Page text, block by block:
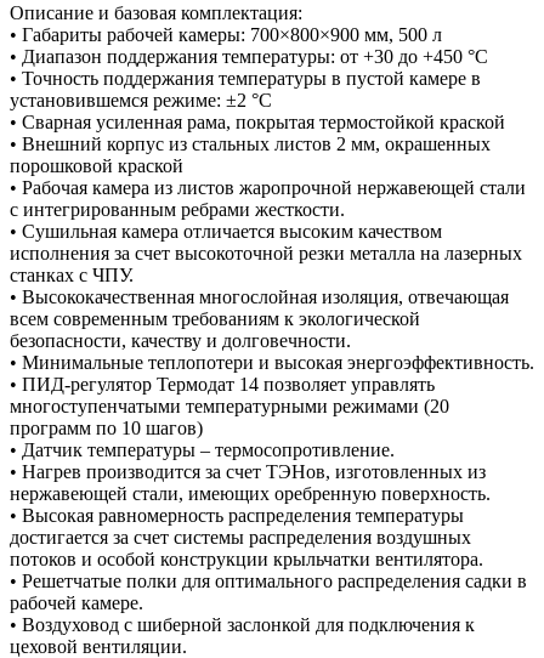
Описание и базовая комплектация:
• Габариты рабочей камеры: 700×800×900 мм, 500 л
• Диапазон поддержания температуры: от +30 до +450 °С
• Точность поддержания температуры в пустой камере в
установившемся режиме: ±2 °С
• Сварная усиленная рама, покрытая термостойкой краской
• Внешний корпус из стальных листов 2 мм, окрашенных
порошковой краской
• Рабочая камера из листов жаропрочной нержавеющей стали
с интегрированным ребрами жесткости.
• Сушильная камера отличается высоким качеством
исполнения за счет высокоточной резки металла на лазерных
станках с ЧПУ.
• Высококачественная многослойная изоляция, отвечающая
всем современным требованиям к экологической
безопасности, качеству и долговечности.
• Минимальные теплопотери и высокая энергоэффективность.
• ПИД-регулятор Термодат 14 позволяет управлять
многоступенчатыми температурными режимами (20
программ по 10 шагов)
• Датчик температуры – термосопротивление.
• Нагрев производится за счет ТЭНов, изготовленных из
нержавеющей стали, имеющих оребренную поверхность.
• Высокая равномерность распределения температуры
достигается за счет системы распределения воздушных
потоков и особой конструкции крыльчатки вентилятора.
• Решетчатые полки для оптимального распределения садки в
рабочей камере.
• Воздуховод с шиберной заслонкой для подключения к
цеховой вентиляции.